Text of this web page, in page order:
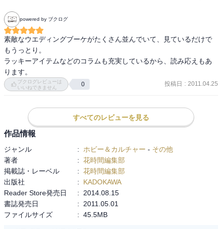
powered by ブクログ
素敵なウエディングブーケがたくさん並んでいて、見ているだけで
もうっとり。
ラッキーアイテムなどのコラムも充実しているから、読み応えもあ
ります。
ブクログレビューは
いいねできません
0 投稿日 : 2011.04.25
すべてのレビューを見る
作品情報
ジャンル : ホビー＆カルチャー - その他
著者
: 花時間編集部
掲載誌・レーベル
: 花時間編集部
出版社
:
KADOKAWA
Reader Store発売日
:
2014.08.15
書誌発売日
:
2011.05.01
ファイルサイズ
: 45.5MB